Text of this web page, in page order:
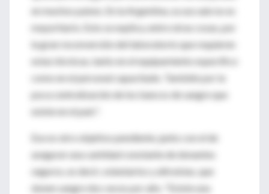
en muchos países. En la Argentina, su uso aún no es
mayoritario. Esto se explica, entre otras cosas, por
la gran reconversión del laboratorio que requieren
estas técnicas, tanto en el equipamiento específico
como en el personal capacitado. También por la
poca centralización de los bancos de sangre que
existe en el país".
Ese es otro objetivo pendiente, junto con el de
asegurar una cantidad constante de donantes
seguros, es decir, voluntarios y altruistas, que
donen sangre dos veces por año. "Existe una